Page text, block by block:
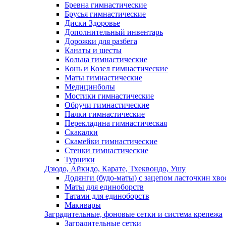
Бревна гимнастические
Брусья гимнастические
Диски Здоровье
Дополнительный инвентарь
Дорожки для разбега
Канаты и шесты
Кольца гимнастические
Конь и Козел гимнастические
Маты гимнастические
Медицинболы
Мостики гимнастические
Обручи гимнастические
Палки гимнастические
Перекладина гимнастическая
Скакалки
Скамейки гимнастические
Стенки гимнастические
Турники
Дзюдо, Айкидо, Карате, Тхеквондо, Ушу
Додянги (будо-маты) с зацепом ласточкин
Маты для единоборств
Татами для единоборств
Макивары
Заградительные, фоновые сетки и система крепежа
Заградительные сетки